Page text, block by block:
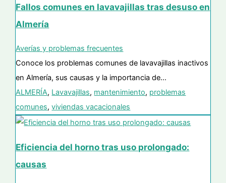
Fallos comunes en lavavajillas tras desuso en
Almería
Averías y problemas frecuentes
Conoce los problemas comunes de lavavajillas inactivos
en Almería, sus causas y la importancia de…
ALMERÍA, Lavavajillas, mantenimiento, problemas
comunes,viviendas vacacionales
Eficiencia del horno tras uso prolongado:
causas